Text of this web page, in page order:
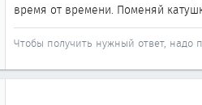
время от времени. Поменяй
Чтобы получить нужный ответ, надо